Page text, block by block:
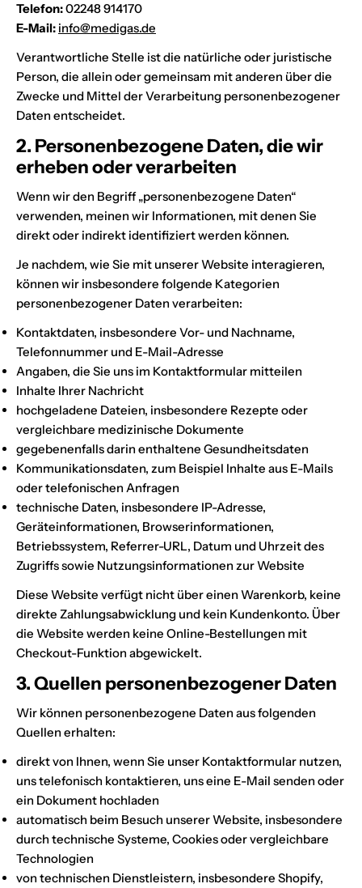
Telefon:02248 914170
E-Mail: info@medigas.de
Verantwortliche Stelle ist die natürliche oder juristische
Person, die allein oder gemeinsam mit anderen über die
Zwecke und Mittel der Verarbeitung personenbezogener
Daten entscheidet.
2. Personenbezogene Daten, die wir
erheben oder verarbeiten
Wenn wir den Begriff „personenbezogene Daten“
verwenden, meinen wir Informationen, mit denen Sie
direkt oder indirekt identifiziert werden können.
Je nachdem, wie Sie mit unserer Website interagieren,
können wir insbesondere folgende Kategorien
personenbezogener Daten verarbeiten:
Kontaktdaten, insbesondere Vor- und Nachname,
Telefonnummer und E-Mail-Adresse
Angaben, die Sie uns im Kontaktformular mitteilen
Inhalte Ihrer Nachricht
hochgeladene Dateien, insbesondere Rezepte oder
vergleichbare medizinische Dokumente
gegebenenfalls darin enthaltene Gesundheitsdaten
Kommunikationsdaten, zum Beispiel Inhalte aus E-Mails
oder telefonischen Anfragen
technische Daten, insbesondere IP-Adresse,
Geräteinformationen, Browserinformationen,
Betriebssystem, Referrer-URL, Datum und Uhrzeit des
Zugriffs sowie Nutzungsinformationen zur Website
Diese Website verfügt nicht über einen Warenkorb, keine
direkte Zahlungsabwicklung und kein Kundenkonto. Über
die Website werden keine Online-Bestellungen mit
Checkout-Funktion abgewickelt.
3. Quellen personenbezogener Daten
Wir können personenbezogene Daten aus folgenden
Quellen erhalten:
direkt von Ihnen, wenn Sie unser Kontaktformular nutzen,
uns telefonisch kontaktieren, uns eine E-Mail senden oder
ein Dokument hochladen
automatisch beim Besuch unserer Website, insbesondere
durch technische Systeme, Cookies oder vergleichbare
Technologien
von technischen Dienstleistern, insbesondere Shopify,